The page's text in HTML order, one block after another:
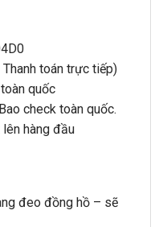
Thanh toán trực tiếp)
quốc
check toàn quốc.
hàng đầu
đeo đồng hồ – sẽ